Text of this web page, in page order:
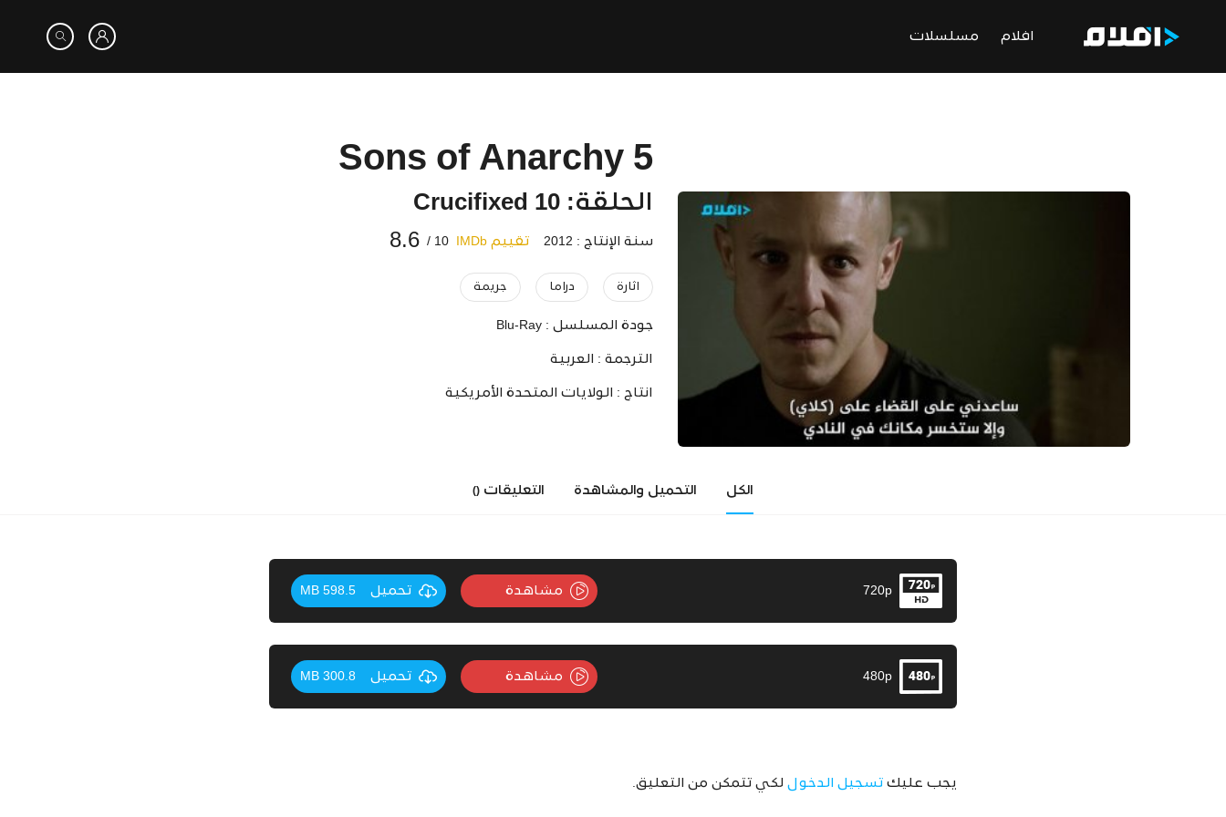
افلام مسلسلات
Sons of Anarchy 5
الحلقة: 10 Crucifixed
سنة الإنتاج : 2012 تقييم IMDb 10 /
8.6
اثارة دراما جريمة
جودة المسلسل : Blu-Ray
الترجمة : العربية
انتاج : الولايات المتحدة الأمريكية
الكل التحميل والمشاهدة التعليقات ()
720p مشاهدة تحميل 598.5 MB
480p مشاهدة تحميل 300.8 MB
يجب عليك تسجيل الدخول لكي تتمكن من التعليق.